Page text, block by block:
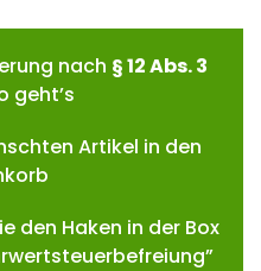
nach § 12 Abs. 3
geht’s
Artikel in den
den Haken in der Box